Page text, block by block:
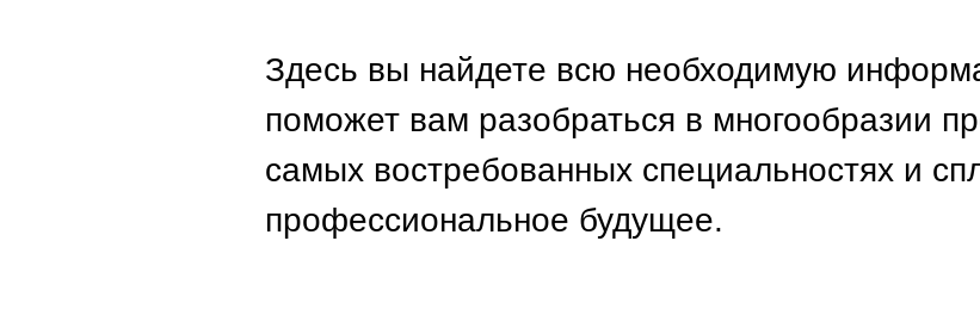
Здесь вы найдете всю необходимую
поможет вам разобраться в многообразии
самых востребованных специальностях и
профессиональное будущее.